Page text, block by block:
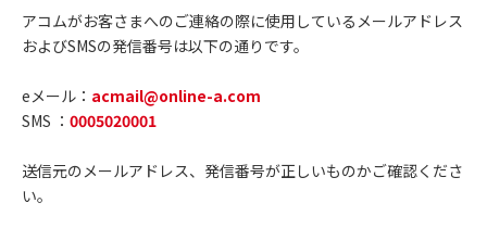
アコムがお客さまへのご連絡の際に使用しているメールアドレス
およびSMSの発信番号は以下の通りです。
eメール： acmail@online-a.com
SMS ： 0005020001
送信元のメールアドレス、発信番号が正しいものかご確認くださ
い。